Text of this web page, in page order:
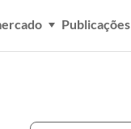
Publicações